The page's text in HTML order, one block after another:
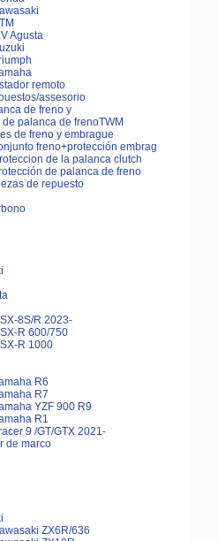
Agusta
remoto
assesorio
de freno y
de palanca de frenoTWM
de freno y embrague
freno+protección embrag
de la palanca clutch
de palanca de freno
de repuesto
8S/R 2023-
R 600/750
R 1000
R6
R7
YZF 900 R9
R1
9 /GT/GTX 2021-
de marco
ZX6R/636